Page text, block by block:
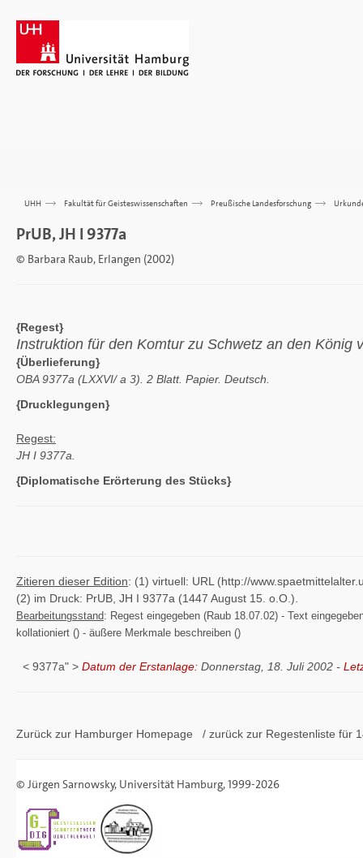
UHH >>> Fakultät für Geisteswissenschaften >>> Preußische Landesforschung >>>
PrUB, JH I 9377a
© Barbara Raub, Erlangen (2002)
{Regest}
Instruktion für den Komtur zu Schwetz an den König
{Überlieferung}
OBA 9377a (LXXVI/ a 3). 2 Blatt. Papier. Deutsch.
{Drucklegungen}
Regest:
JH I 9377a.
{Diplomatische Erörterung des Stücks}
Zitieren dieser Edition: (1) virtuell: URL (http://
(2) im Druck: PrUB, JH I 9377a (1447 August 15. o.O.).
Bearbeitungsstand: Regest eingegeben (Raub 18.07.02) - Text
kollationiert () - äußere Merkmale beschreiben ()
< 9377a" > Datum der Erstanlage: Donnerstag, 18. Juli 2002 -
Zurück zur Hamburger Homepage / zurück zur Regestenliste für
© Jürgen Sarnowsky, Universität Hamburg, 1999-2026